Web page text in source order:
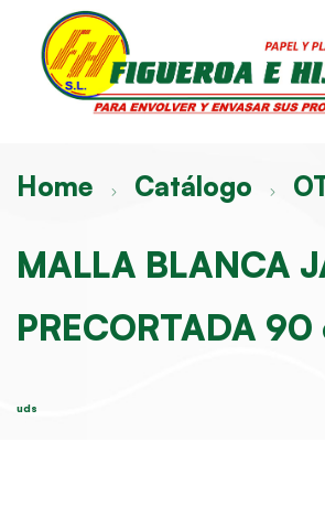
Home Catálogo
MALLA BLANCA
PRECORTADA 90
uds